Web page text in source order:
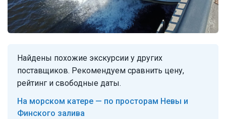
Найдены похожие экскурсии у других
поставщиков. Рекомендуем сравнить цену,
рейтинг и свободные даты.
На морском катере — по просторам Невы и
Финского залива